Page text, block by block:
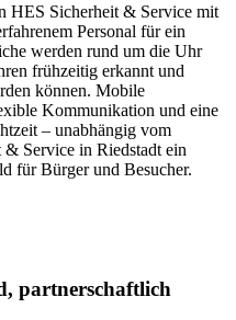
HES Sicherheit & Service mit
Personal für ein
werden rund um die Uhr
frühzeitig erkannt und
können. Mobile
Kommunikation und eine
– unabhängig vom
Service in Riedstadt ein
für Bürger und Besucher.
partnerschaftlich